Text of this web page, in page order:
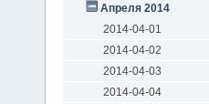
Апреля 2014
2014-04-01
2014-04-02
2014-04-03
2014-04-04